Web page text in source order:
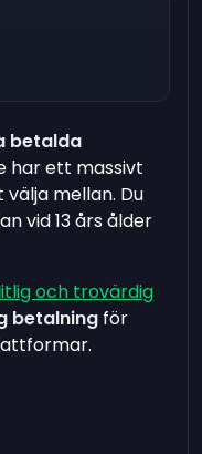
betalda
har ett massivt
mellan. Du
vid 13 års ålder
och trovärdig
betalning för